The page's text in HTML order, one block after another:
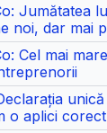
Jumătatea
noi, dar mai
Cel mai
o aplici corect